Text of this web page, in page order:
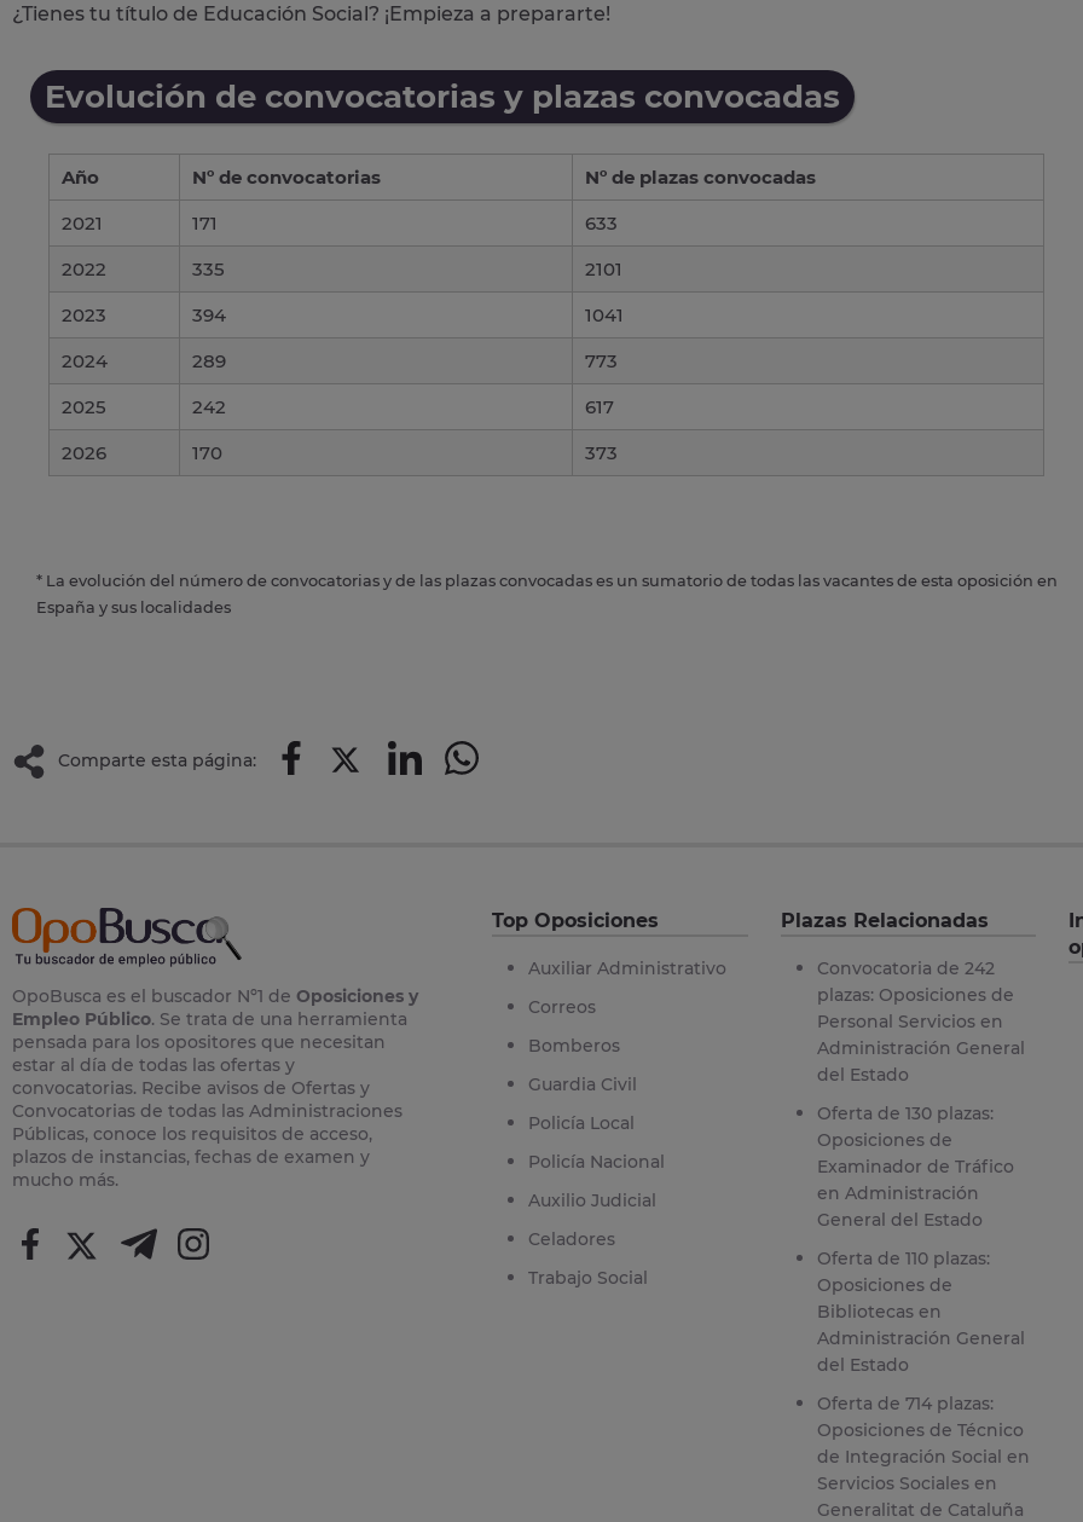
¿Tienes tu título de Educación Social? ¡Empieza a prepararte!
Evolución de convocatorias y plazas convocadas
Año Nº de convocatorias
Nº de plazas convocadas
2021
171
633
2022
335
2101
2023
394
1041
2024
289
773
2025
242
617
2026
170 373
* La evolución del número de convocatorias y de las plazas convocadas es un sumatorio de todas las vacantes de esta oposición en
España y sus localidades
Comparte esta página:
OpoBusca es el buscador Nº1 de Oposiciones y
Empleo Público. Se trata de una herramienta
pensada para los opositores que necesitan
estar al día de todas las ofertas y
convocatorias. Recibe avisos de Ofertas y
Convocatorias de todas las Administraciones
Públicas, conoce los requisitos de acceso,
plazos de instancias, fechas de examen y
mucho más.
Top Oposiciones
Auxiliar Administrativo
Correos
Bomberos
Guardia Civil
Policía Local
Policía Nacional
Auxilio Judicial
Celadores
Trabajo Social
Plazas Relacionadas
Convocatoria de 242
plazas: Oposiciones de
Personal Servicios en
Administración General
del Estado
Oferta de 130 plazas:
Oposiciones de
Examinador de Tráfico
en Administración
General del Estado
Oferta de 110 plazas:
Oposiciones de
Bibliotecas en
Administración General
del Estado
Oferta de 714 plazas:
Oposiciones de Técnico
de Integración Social en
Servicios Sociales en
Generalitat de Cataluña